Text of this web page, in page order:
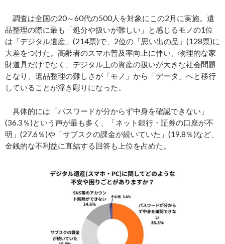
調査は全国の20～60代の500人を対象にこの2月に実施。遺
品整理の際に最も「処分や扱いが難しい」と感じるモノの1位
は「デジタル遺産」(214票)で、2位の「思い出の品」(128票)に
大差をつけた。高齢者のスマホ普及率向上に伴い、物理的な家
財道具だけでなく、デジタル上の資産の扱いが大きな社会問題
となり、遺品整理の難しさが「モノ」から「データ」へと移行
していることが浮き彫りになった。
具体的には「パスワードが分からず中身を確認できない」
(36.3％)という声が最も多く、「ネット銀行・証券の口座が不
明」(27.6％)や「サブスクの課金が続いていた」(19.8％)など、
金銭的な不利益に直結する回答も上位を占めた。